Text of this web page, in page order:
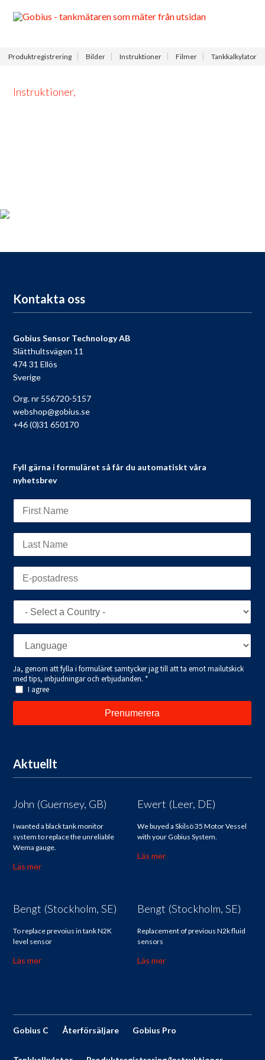
Produktregistrering Bilder Instruktioner Filmer Tankkalkylator
Instruktioner,
Kontakta oss
Gobius Sensor Technology AB
Slätthultsvägen 11
474 31 Ellös
Sverige
Org. nr 556720-5157
webshop@gobius.se
+46 (0)31 650170
Fyll gärna i formuläret så får du automatiskt våra
nyhetsbrev
Aktuellt
John (Guernsey, GB)
I wanted a black tank monitor
system to replace the unreliable
Wema gauge.
Läs mer
Ewert (Leer, DE)
We buyed a Skilsö 35 Motor Vessel
with your Gobius System.
Läs mer
Bengt (Stockholm, SE)
To replace prevoius in tank N2K
level sensor
Läs mer
Bengt (Stockholm, SE)
Replacement of previous N2k fluid
sensors
Läs mer
Gobius C Återförsäljare Gobius Pro